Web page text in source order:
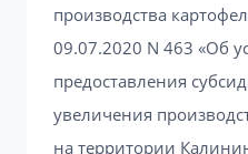
производства
09.07.2020 N 463 «Об
предоставления
увеличения
на территории